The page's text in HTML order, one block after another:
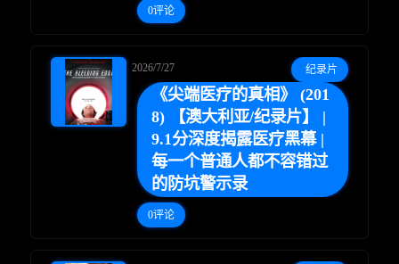
0评论
2026/7/27 纪录片
《尖端医疗的真相》 (201
8) 【澳大利亚/纪录片】 |
9.1分深度揭露医疗黑幕 |
每一个普通人都不容错过
的防坑警示录
0评论
🧧 福利领取站 ×
☕
朋友们辛苦了 💦